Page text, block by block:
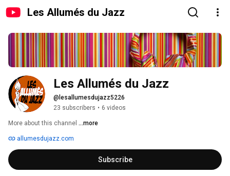
Les Allumés du Jazz
Les Allumés du Jazz
@lesallumesdujazz5226
23 subscribers • 6 videos
More about this channel ...more
allumesdujazz.com
Subscribe